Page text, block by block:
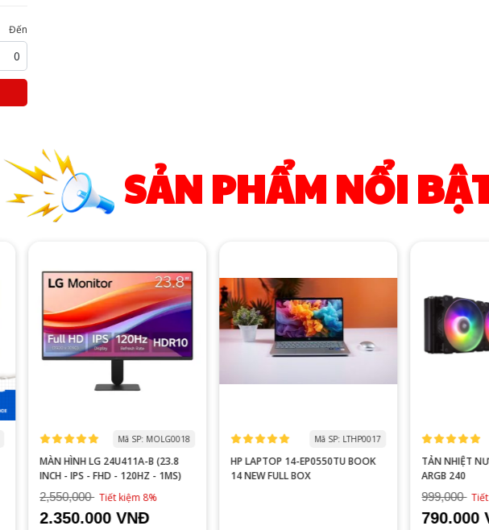
Đến
SẢN PHẨM NỔI
Mã SP: MOLG0018
MÀN HÌNH LG 24U411A-B (23.8
INCH - IPS - FHD - 120HZ - 1MS)
2,550,000 Tiết kiệm 8%
2.350.000 VNĐ
Mã SP: LTHP0017
HP LAPTOP 14-EP0550TU BOOK
14 NEW FULL BOX
TẢN NHIỆT
ARGB 240
999,000
790.000